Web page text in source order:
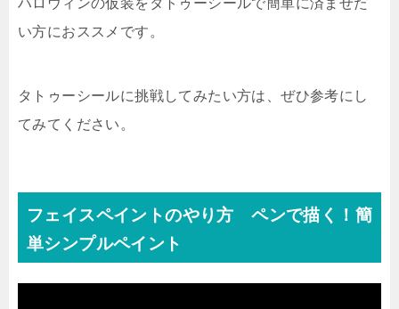
ハロウィンの仮装をタトゥーシールで簡単に済ませた
い方におススメです。
タトゥーシールに挑戦してみたい方は、ぜひ参考にし
てみてください。
フェイスペイントのやり方 ペンで描く！簡
単シンプルペイント